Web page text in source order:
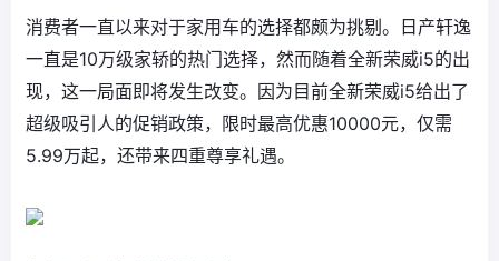
消费者一直以来对于家用车的选择都颇为挑剔。日产轩逸
一直是10万级家轿的热门选择，然而随着全新荣威i5的出
现，这一局面即将发生改变。因为目前全新荣威i5给出了
超级吸引人的促销政策，限时最高优惠10000元，仅需
5.99万起，还带来四重尊享礼遇。